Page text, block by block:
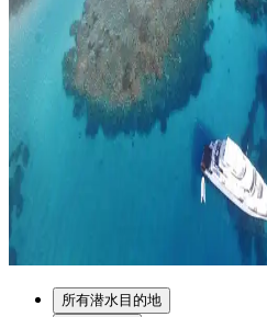
所有潜水目的地